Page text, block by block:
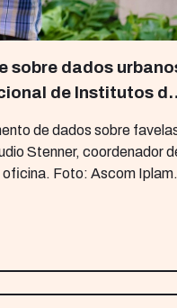
sobre dados
de Institutos de
de dados sobre
Stenner, coordenador
Foto: Ascom Iplam.
Iplam. Durante a